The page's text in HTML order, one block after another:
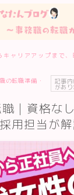
キャリアアップまで
ス診断
の転職準備・ 記事
があ
｜資格な
用担当が